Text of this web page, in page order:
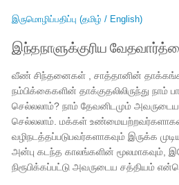
இருமொழிப்பதிப்பு (தமிழ் / English)
இந்தநாளுக்குரிய
வீண் சிந்தனைகள் , சாத்தானின்
நம்பிக்கைகளின் தாக்குதலிலிருந்து நாம்
செல்லலாம்? நாம் தேவனிடமும்
செல்லலாம். மக்கள்
வழிநடத்தப்படுபவர்களாகவும் இருக்க
அன்பு கடந்த காலங்களின் மூலமாகவும்,
நிரூபிக்கப்பட்டு அவருடைய சத்தியம்